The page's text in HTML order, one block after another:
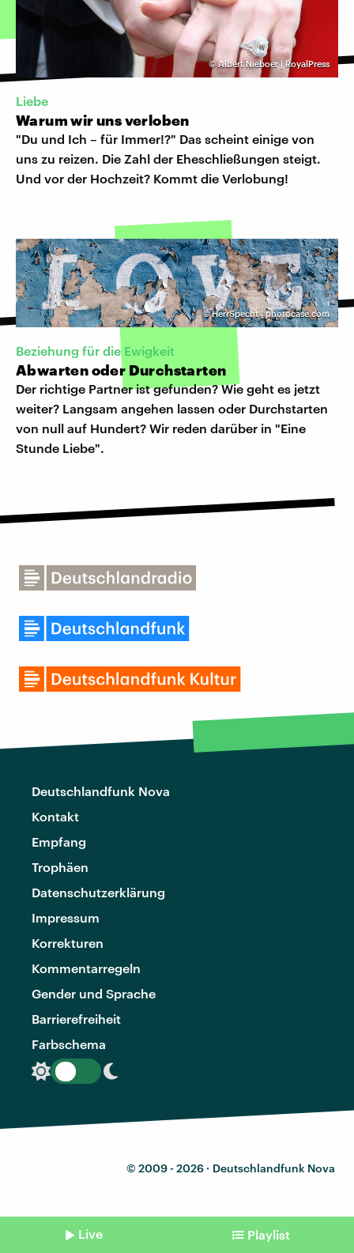
©Albert Nieboer | RoyalPress
Liebe
Warum wir uns verloben
"Du und Ich – für Immer!?" Das scheint einige von
uns zu reizen. Die Zahl der Eheschließungen steigt.
Und vor der Hochzeit? Kommt die Verlobung!
©HerrSpecht | photocase.com
Beziehung für die Ewigkeit
Abwarten oder Durchstarten
Der richtige Partner ist gefunden? Wie geht es jetzt
weiter? Langsam angehen lassen oder Durchstarten
von null auf Hundert? Wir reden darüber in "Eine
Stunde Liebe".
Deutschlandfunk Nova
Kontakt
Empfang
Trophäen
Datenschutzerklärung
Impressum
Korrekturen
Kommentarregeln
Gender und Sprache
Barrierefreiheit
Farbschema
© 2009 - 2026 · Deutschlandfunk Nova
Live Playlist